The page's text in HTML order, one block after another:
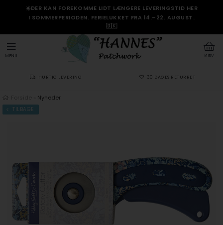
☀️DER KAN FOREKOMME LIDT LÆNGERE LEVERINGSTID HER
I SOMMERPERIODEN. FERIELUKKET FRA 14.–22. AUGUST.
🇩🇰
KURV
MENU
HURTIG LEVERING 30 DAGES RETURRET
Nyheder
TILBAGE